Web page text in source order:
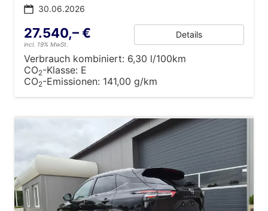
30.06.2026
27.540,– €
incl. 19% MwSt.
Details
Verbrauch kombiniert: 6,30 l/100km
CO2-Klasse: E
CO2-Emissionen: 141,00 g/km